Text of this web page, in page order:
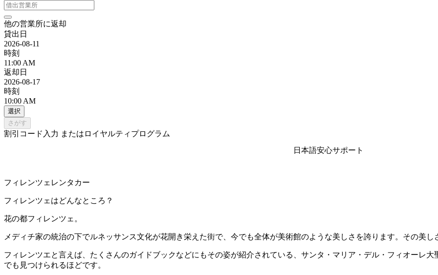
他の営業所に返却
貸出日
2026-08-11
時刻
11:00 AM
返却日
2026-08-17
時刻
10:00 AM
選択
さがす
割引コード入力 またはロイヤルティプログラム
日本語安心サポート
フィレンツェレンタカー
フィレンツェはどんなところ？
花の都フィレンツェ。
メディチ家の統治の下でルネッサンス文化が花開き栄えた街で、今でも全体が美術館のような美しさを誇ります。その美
フィレンツエと言えば、たくさんのガイドブックなどにもその姿が紹介されている、サンタ・マリア・デル・フィオーレ
でも見つけられるほどです。